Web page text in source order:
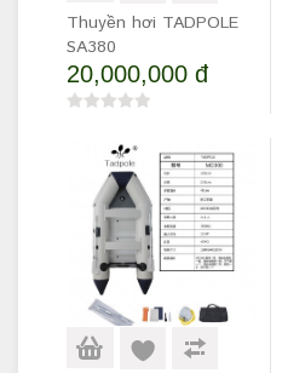
Thuyền hơi TADPOLE
SA380
20,000,000 đ